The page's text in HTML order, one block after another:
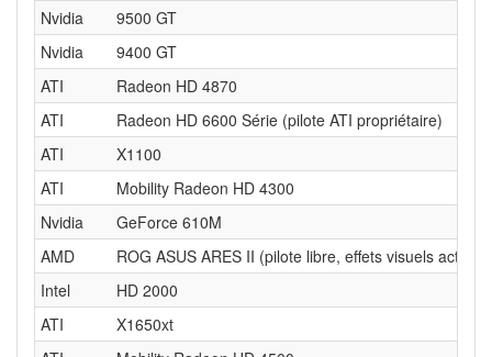
Nvidia
9500 GT
Nvidia
9400 GT
ATI
Radeon HD 4870
ATI
Radeon HD 6600 Série (pilote ATI propriétaire)
ATI
X1100
ATI
Mobility Radeon HD 4300
Nvidia
GeForce 610M
AMD
ROG ASUS ARES II (pilote libre, effets visuels actifs)
Intel
HD 2000
ATI
X1650xt